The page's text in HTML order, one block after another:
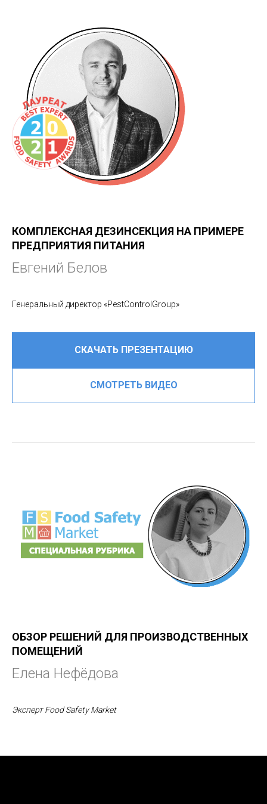
КОМПЛЕКСНАЯ ДЕЗИНСЕКЦИЯ НА ПРИМЕРЕ
ПРЕДПРИЯТИЯ ПИТАНИЯ
Евгений Белов
Генеральный директор «PestControlGroup»
СКАЧАТЬ ПРЕЗЕНТАЦИЮ
СМОТРЕТЬ ВИДЕО
ОБЗОР РЕШЕНИЙ ДЛЯ ПРОИЗВОДСТВЕННЫХ
ПОМЕЩЕНИЙ
Елена Нефёдова
Эксперт Food Safety Market